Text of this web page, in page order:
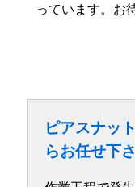
っています。お
ピアスナッ
らお任せ下